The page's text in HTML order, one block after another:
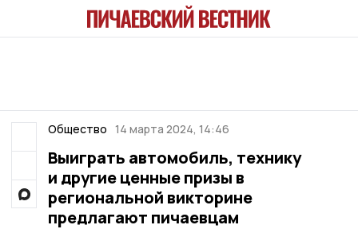
Общество 14 марта 2024, 14:46
Выиграть автомобиль, технику
и другие ценные призы в
региональной викторине
предлагают пичаевцам